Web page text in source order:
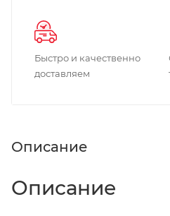
Быстро и качественно
доставляем
Описание
Описание